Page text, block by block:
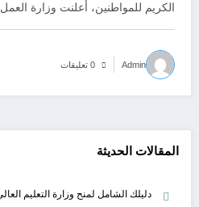
الكريم للمواطنين، أعلنت وزارة
Admin 0 تعليقات
المقالات الحديثة
دليلك الشامل لمنح وزارة التعليم العالي